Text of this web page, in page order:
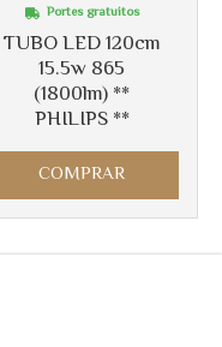
TUBO LED 120cm
15.5w 865
(1800lm) **
PHILIPS **
Portes gratuitos
COMPRAR